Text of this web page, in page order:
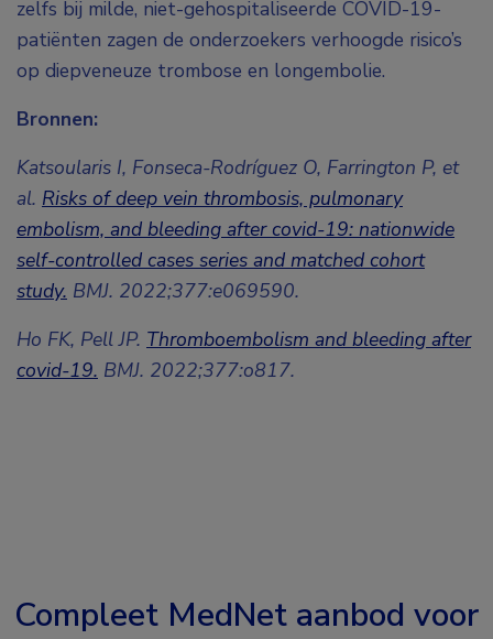
zelfs bij milde, niet-gehospitaliseerde COVID-19-
patiënten zagen de onderzoekers verhoogde risico’s
op diepveneuze trombose en longembolie.
Bronnen:
Katsoularis I, Fonseca-Rodríguez O, Farrington P, et
al. Risks of deep vein thrombosis, pulmonary
embolism, and bleeding after covid-19: nationwide
self-controlled cases series and matched cohort
study. BMJ. 2022;377:e069590.
Ho FK, Pell JP. Thromboembolism and bleeding after
covid-19. BMJ. 2022;377:o817.
Compleet MedNet aanbod voor